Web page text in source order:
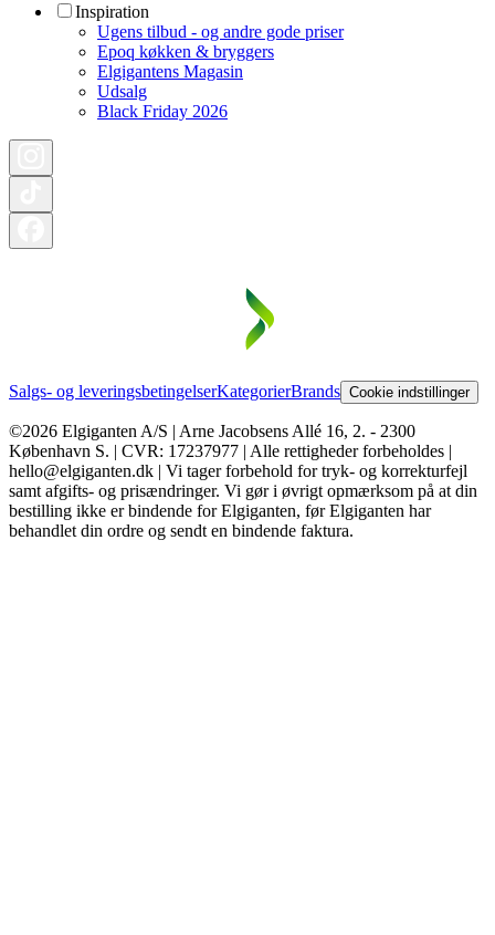
Inspiration
Ugens tilbud - og andre gode priser
Epoq køkken & bryggers
Elgigantens Magasin
Udsalg
Black Friday 2026
Salgs- og leveringsbetingelserKategorierBrands Cookie indstillinger
©2026 Elgiganten A/S | Arne Jacobsens Allé 16, 2. - 2300
København S. | CVR: 17237977 | Alle rettigheder forbeholdes |
hello@elgiganten.dk | Vi tager forbehold for tryk- og korrekturfejl
samt afgifts- og prisændringer. Vi gør i øvrigt opmærksom på at din
bestilling ikke er bindende for Elgiganten, før Elgiganten har
behandlet din ordre og sendt en bindende faktura.